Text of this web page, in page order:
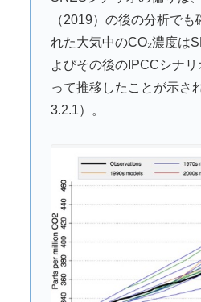
（2019）の後の分析で
れた大気中のCO₂濃度は
よびその後のIPCCシナ
って推移したことが示さ
3.2.1）。